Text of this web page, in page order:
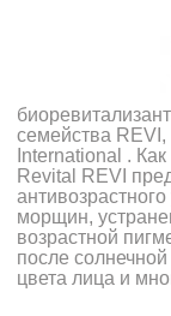
семейства
International .
Revital REVI
морщин,
возрастной
после
цвета лица и